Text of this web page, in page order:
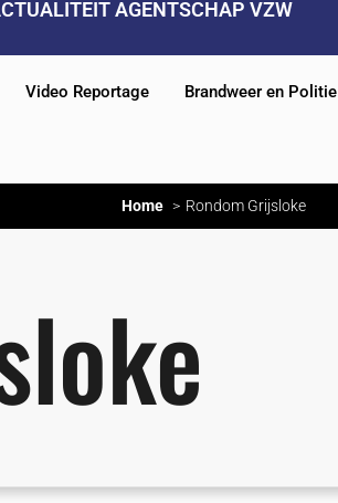
AGENTSCHAP VZW
Video Reportage Brandweer en Politie
Home Rondom Grijsloke